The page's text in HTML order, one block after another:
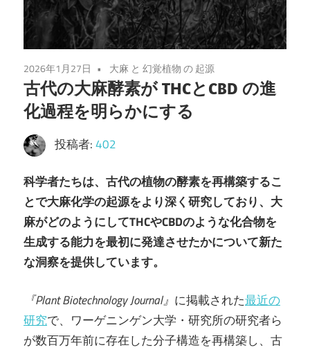
2026年1月27日 大麻 と 幻覚植物 の 起源
古代の大麻酵素が THCとCBD の進
化過程を明らかにする
投稿者:402
科学者たちは、古代の植物の酵素を再構築するこ
とで大麻化学の起源をより深く研究しており、大
麻がどのようにしてTHCやCBDのような化合物を
生成する能力を最初に発達させたかについて新た
な洞察を提供しています。
『Plant Biotechnology Journal』 に掲載された最近の
研究で、ワーゲニンゲン大学・研究所の研究者ら
が数百万年前に存在した分子構造を再構築し、古